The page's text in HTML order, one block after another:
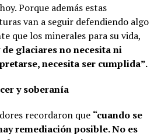
Porque además estas
van a seguir defendiendo algo
que los minerales para su vida,
de glaciares no necesita ni
necesita ser cumplida”.
y soberanía
recordaron que “cuando se
remediación posible. No es